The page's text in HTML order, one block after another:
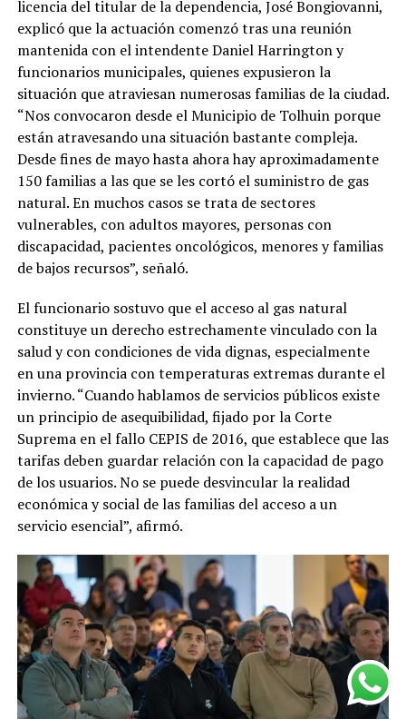
licencia del titular de la dependencia, José Bongiovanni,
explicó que la actuación comenzó tras una reunión
mantenida con el intendente Daniel Harrington y
funcionarios municipales, quienes expusieron la
situación que atraviesan numerosas familias de la ciudad.
“Nos convocaron desde el Municipio de Tolhuin porque
están atravesando una situación bastante compleja.
Desde fines de mayo hasta ahora hay aproximadamente
150 familias a las que se les cortó el suministro de gas
natural. En muchos casos se trata de sectores
vulnerables, con adultos mayores, personas con
discapacidad, pacientes oncológicos, menores y familias
de bajos recursos”, señaló.
El funcionario sostuvo que el acceso al gas natural
constituye un derecho estrechamente vinculado con la
salud y con condiciones de vida dignas, especialmente
en una provincia con temperaturas extremas durante el
invierno. “Cuando hablamos de servicios públicos existe
un principio de asequibilidad, fijado por la Corte
Suprema en el fallo CEPIS de 2016, que establece que las
tarifas deben guardar relación con la capacidad de pago
de los usuarios. No se puede desvincular la realidad
económica y social de las familias del acceso a un
servicio esencial”, afirmó.